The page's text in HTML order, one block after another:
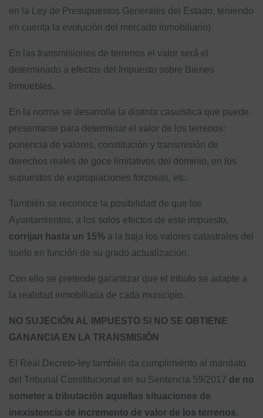
en la Ley de Presupuestos Generales del Estado, teniendo
en cuenta la evolución del mercado inmobiliario).
En las transmisiones de terrenos el valor será el
determinado a efectos del Impuesto sobre Bienes
Inmuebles.
En la norma se desarrolla la distinta casuística que puede
presentarse para determinar el valor de los terrenos:
ponencia de valores, constitución y transmisión de
derechos reales de goce limitativos del dominio, en los
supuestos de expropiaciones forzosas, etc.
También se reconoce la posibilidad de que los
Ayuntamientos, a los solos efectos de este impuesto,
corrijan hasta un 15% a la baja los valores catastrales del
suelo en función de su grado actualización.
Con ello se pretende garantizar que el tributo se adapte a
la realidad inmobiliaria de cada municipio.
NO SUJECIÓN AL IMPUESTO SI NO SE OBTIENE
GANANCIA EN LA TRANSMISIÓN
El Real Decreto-ley también da cumplimiento al mandato
del Tribunal Constitucional en su Sentencia 59/2017 de no
someter a tributación aquellas situaciones de
inexistencia de incremento de valor de los terrenos.